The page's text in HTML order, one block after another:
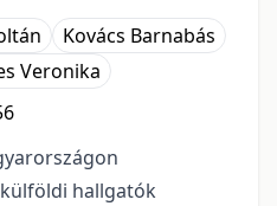
Kovács Barnabás
Veronika
hallgatók